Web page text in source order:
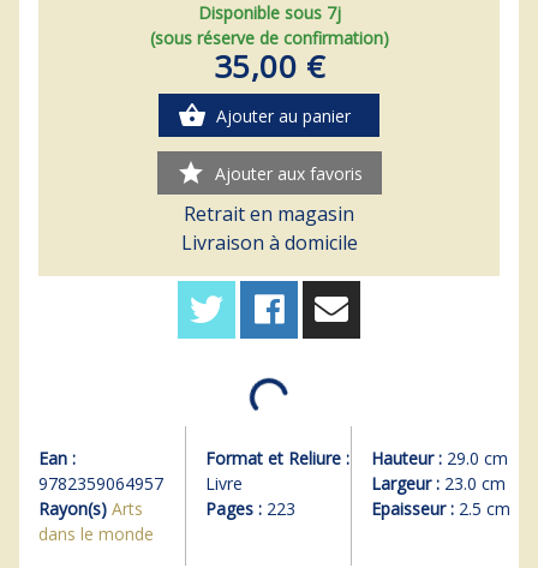
Disponible sous 7j
(sous réserve de confirmation)
35,00 €
shopping_basket Ajouter au panier
star Ajouter aux favoris
Retrait en magasin
Livraison à domicile
Ean :
9782359064957
Rayon(s) Arts
dans le monde
Format et Reliure :
Livre
Pages :223
Hauteur : 29.0 cm
Largeur : 23.0 cm
Epaisseur : 2.5 cm